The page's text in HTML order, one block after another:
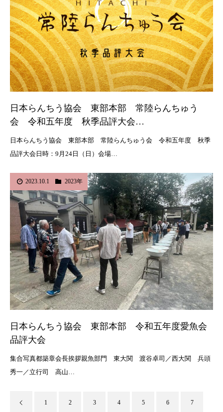
日本らんちう協会 東部本部 常陸らんちゅう
会 令和五年度 秋季品評大会…
日本らんちう協会 東部本部 常陸らんちゅう会 令和五年度 秋季
品評大会日時：9月24日（日）会場…
2023.10.1 2023年
日本らんちう協会 東部本部 令和五年度愛魚会
品評大会
集合写真都築章会長挨拶親魚部門 東大関 渡谷卓司／西大関 兵頭
秀一／立行司 高山…
1 2 3 4 5 6 7